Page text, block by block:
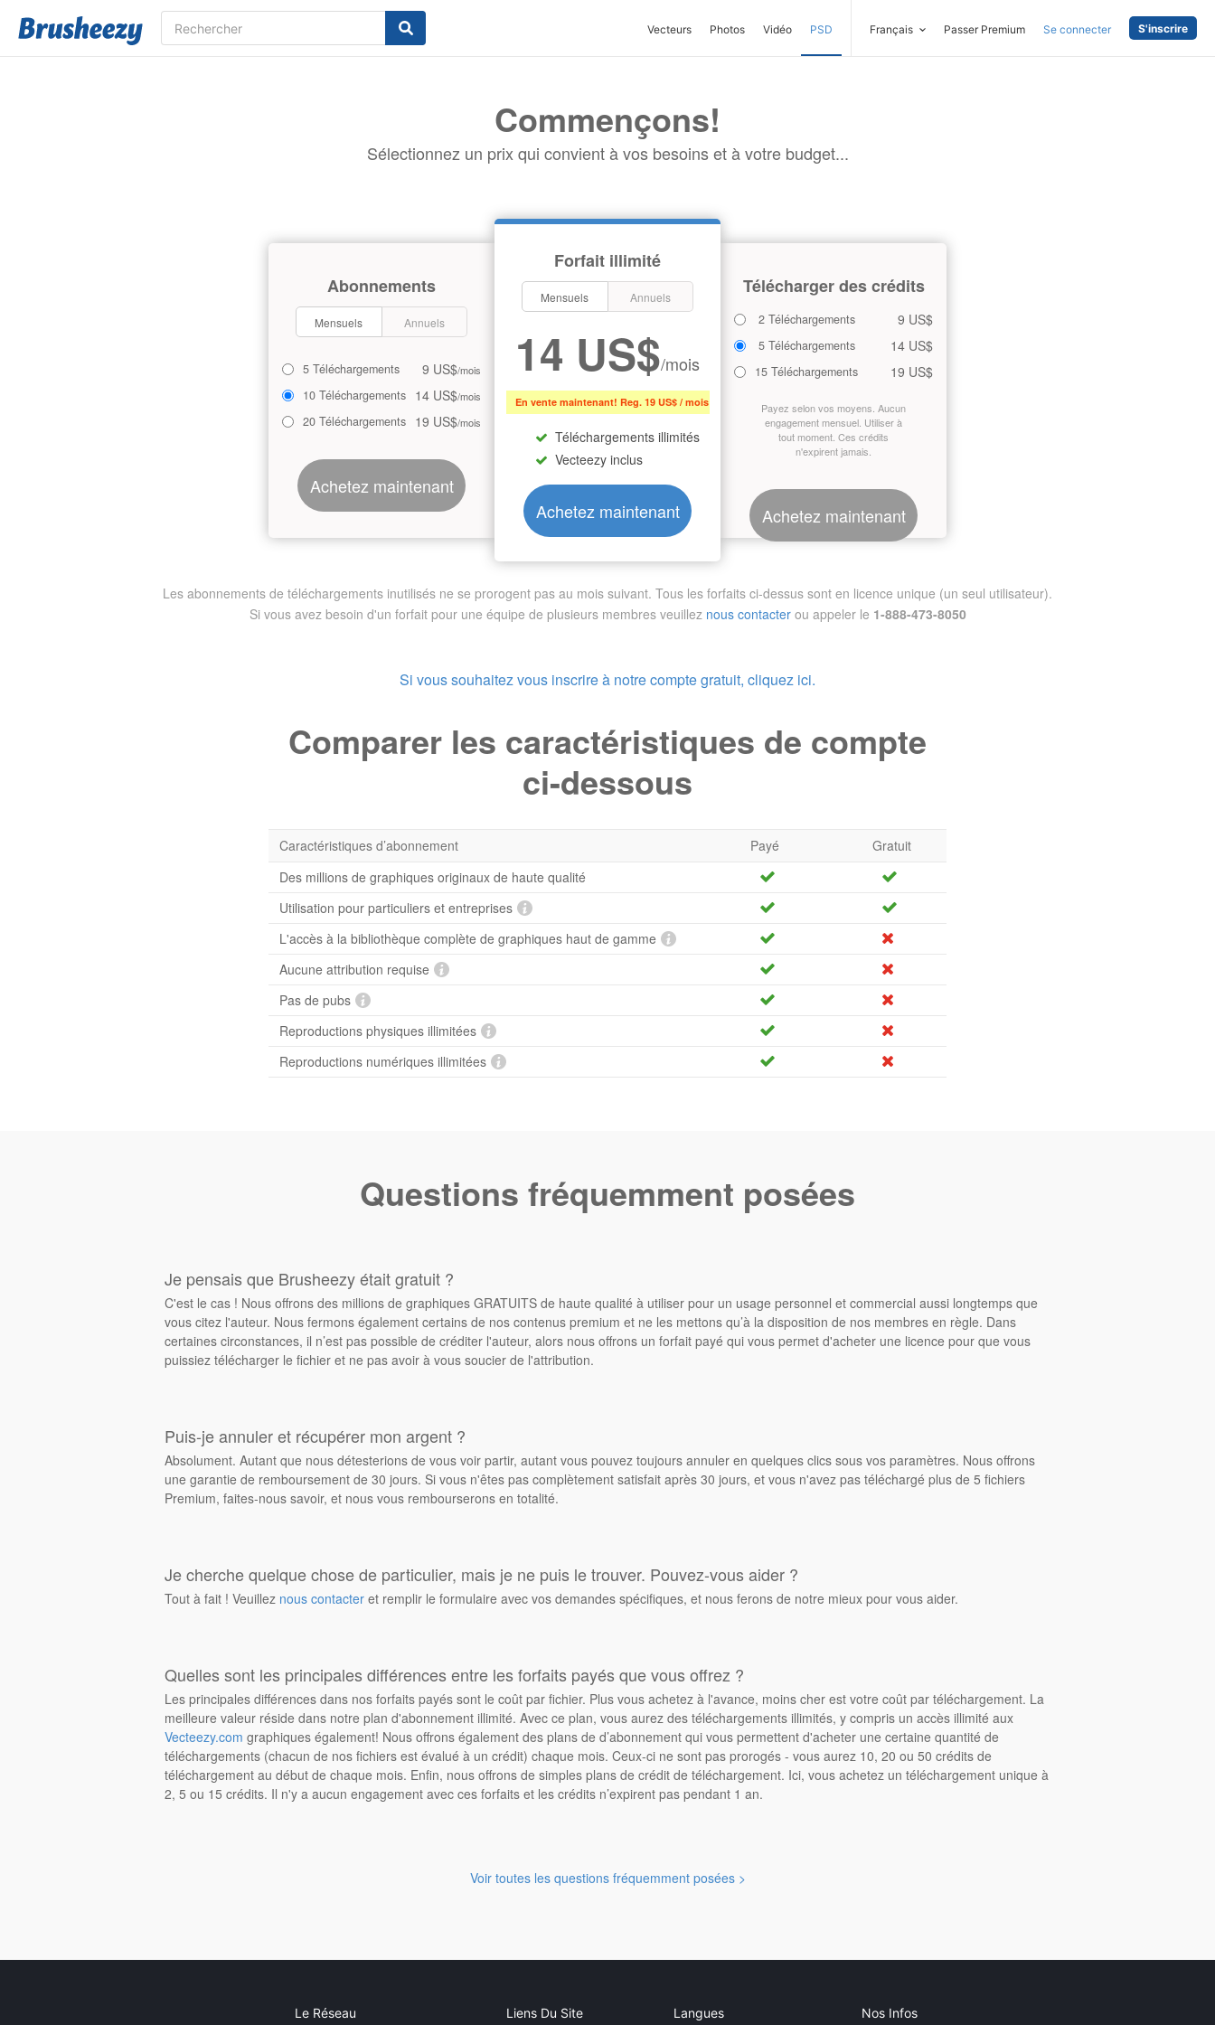
Vecteurs Photos Vidéo PSD Français Passer Premium Se connecter S'inscrire
Commençons!
Sélectionnez un prix qui convient à vos besoins et à votre budget...
Forfait illimité
Mensuels Annuels
14 US$/mois
En vente maintenant! Reg. 19 US$ / mois
Téléchargements illimités
Vecteezy inclus
Achetez maintenant
Abonnements
Mensuels Annuels
5 Téléchargements 9 US$/mois
10 Téléchargements 14 US$/mois
20 Téléchargements 19 US$/mois
Achetez maintenant
Télécharger des crédits
2 Téléchargements 9 US$
5 Téléchargements 14 US$
15 Téléchargements 19 US$
Payez selon vos moyens. Aucun
engagement mensuel. Utiliser à
tout moment. Ces crédits
n'expirent jamais.
Achetez maintenant
Les abonnements de téléchargements inutilisés ne se prorogent pas au mois suivant. Tous les forfaits ci-dessus sont en licence unique (un seul utilisateur).
Si vous avez besoin d'un forfait pour une équipe de plusieurs membres veuillez nous contacterou appeler le 1-888-473-8050
Si vous souhaitez vous inscrire à notre compte gratuit, cliquez ici.
Comparer les caractéristiques de compte
ci-dessous
Caractéristiques d’abonnement Payé
Gratuit
Des millions de graphiques originaux de haute qualité
Utilisation pour particuliers et entreprises
L'accès à la bibliothèque complète de graphiques haut de gamme
Aucune attribution requise
Pas de pubs
Reproductions physiques illimitées
Reproductions numériques illimitées
Questions fréquemment posées
Je pensais que Brusheezy était gratuit ?
C'est le cas ! Nous offrons des millions de graphiques GRATUITS de haute qualité à utiliser pour un usage personnel et commercial aussi longtemps que
vous citez l'auteur. Nous fermons également certains de nos contenus premium et ne les mettons qu’à la disposition de nos membres en règle. Dans
certaines circonstances, il n’est pas possible de créditer l'auteur, alors nous offrons un forfait payé qui vous permet d'acheter une licence pour que vous
puissiez télécharger le fichier et ne pas avoir à vous soucier de l'attribution.
Puis-je annuler et récupérer mon argent ?
Absolument. Autant que nous détesterions de vous voir partir, autant vous pouvez toujours annuler en quelques clics sous vos paramètres. Nous offrons
une garantie de remboursement de 30 jours. Si vous n'êtes pas complètement satisfait après 30 jours, et vous n'avez pas téléchargé plus de 5 fichiers
Premium, faites-nous savoir, et nous vous rembourserons en totalité.
Je cherche quelque chose de particulier, mais je ne puis le trouver. Pouvez-vous aider ?
Tout à fait ! Veuillez nous contacter et remplir le formulaire avec vos demandes spécifiques, et nous ferons de notre mieux pour vous aider.
Quelles sont les principales différences entre les forfaits payés que vous offrez ?
Les principales différences dans nos forfaits payés sont le coût par fichier. Plus vous achetez à l'avance, moins cher est votre coût par téléchargement. La
meilleure valeur réside dans notre plan d'abonnement illimité. Avec ce plan, vous aurez des téléchargements illimités, y compris un accès illimité aux
Vecteezy.com graphiques également! Nous offrons également des plans de d’abonnement qui vous permettent d'acheter une certaine quantité de
téléchargements (chacun de nos fichiers est évalué à un crédit) chaque mois. Ceux-ci ne sont pas prorogés - vous aurez 10, 20 ou 50 crédits de
téléchargement au début de chaque mois. Enfin, nous offrons de simples plans de crédit de téléchargement. Ici, vous achetez un téléchargement unique à
2, 5 ou 15 crédits. Il n'y a aucun engagement avec ces forfaits et les crédits n’expirent pas pendant 1 an.
Voir toutes les questions fréquemment posées >
Le Réseau Liens Du Site Langues Nos Infos